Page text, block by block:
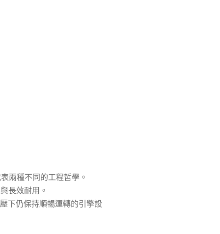
兩種不同的工程哲學。
長效耐用。
下仍保持順暢運轉的引擎設